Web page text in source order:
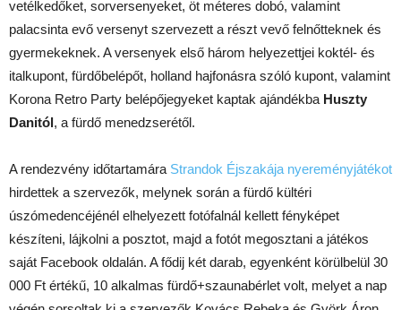
vetélkedőket, sorversenyeket, öt méteres dobó, valamint
palacsinta evő versenyt szervezett a részt vevő felnőtteknek és
gyermekeknek. A versenyek első három helyezettjei koktél- és
italkupont, fürdőbelépőt, holland hajfonásra szóló kupont, valamint
Korona Retro Party belépőjegyeket kaptak ajándékba Huszty
Danitól, a fürdő menedzserétől.
A rendezvény időtartamára Strandok Éjszakája nyereményjátékot
hirdettek a szervezők, melynek során a fürdő kültéri
úszómedencéjénél elhelyezett fotófalnál kellett fényképet
készíteni, lájkolni a posztot, majd a fotót megosztani a játékos
saját Facebook oldalán. A fődij két darab, egyenként körülbelül 30
000 Ft értékű, 10 alkalmas fürdő+szaunabérlet volt, melyet a nap